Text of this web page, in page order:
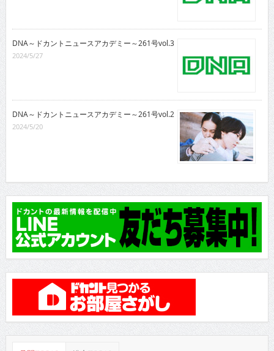
DNA～ドカントニュースアカデミー～261号vol.3
2024/5/27
DNA～ドカントニュースアカデミー～261号vol.2
2024/5/20